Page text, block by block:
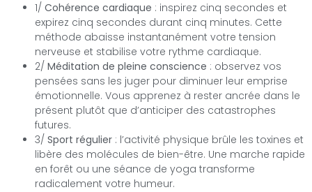
1/ Cohérence cardiaque : inspirez cinq secondes et
expirez cinq secondes durant cinq minutes. Cette
méthode abaisse instantanément votre tension
nerveuse et stabilise votre rythme cardiaque.
2/ Méditation de pleine conscience : observez vos
pensées sans les juger pour diminuer leur emprise
émotionnelle. Vous apprenez à rester ancrée dans le
présent plutôt que d’anticiper des catastrophes
futures.
3/ Sport régulier : l’activité physique brûle les toxines et
libère des molécules de bien-être. Une marche rapide
en forêt ou une séance de yoga transforme
radicalement votre humeur.